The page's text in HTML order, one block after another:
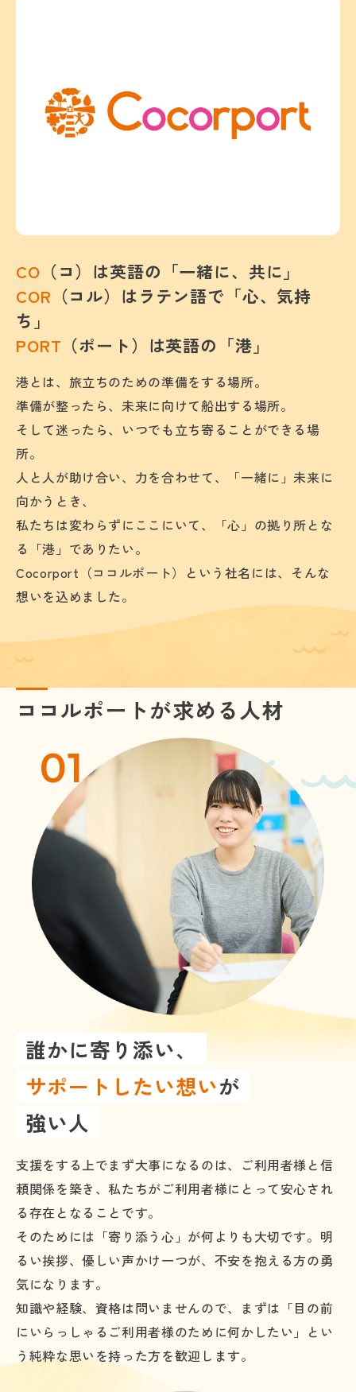
CO （コ）は英語の「一緒に、共に」
COR （コル）はラテン語で「心、気持
ち」
PORT （ポート）は英語の「港」
港とは、旅立ちのための準備をする場所。
準備が整ったら、未来に向けて船出する場所。
そして迷ったら、いつでも立ち寄ることができる場
所。
人と人が助け合い、力を合わせて、「一緒に」未来に
向かうとき、
私たちは変わらずにここにいて、「心」の拠り所とな
る「港」でありたい。
Cocorport（ココルポート）という社名には、そんな
想いを込めました。
ココルポートが求める人材
01
誰かに寄り添い、
サポートしたい想いが
強い人
支援をする上でまず大事になるのは、ご利用者様と信
頼関係を築き、私たちがご利用者様にとって安心され
る存在となることです。
そのためには「寄り添う心」が何よりも大切です。明
るい挨拶、優しい声かけ一つが、不安を抱える方の勇
気になります。
知識や経験、資格は問いませんので、まずは「目の前
にいらっしゃるご利用者様のために何かしたい」とい
う純粋な思いを持った方を歓迎します。